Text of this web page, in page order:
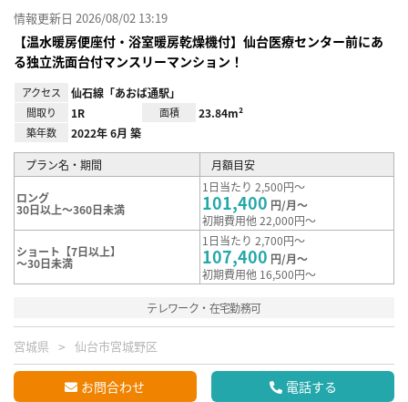
情報更新日 2026/08/02 13:19
【温水暖房便座付・浴室暖房乾燥機付】仙台医療センター前にあ
る独立洗面台付マンスリーマンション！
アクセス 仙石線「あおば通駅」
間取り 1R 面積 23.84m²
築年数 2022年 6月 築
プラン名・期間 月額目安
ロング
30日以上～360日未満
1日当たり 2,500円～
101,400 円/月～
初期費用他 22,000円～
ショート【7日以上】
～30日未満
1日当たり 2,700円～
107,400 円/月～
初期費用他 16,500円～
テレワーク・在宅勤務可
宮城県 仙台市宮城野区
お問合わせ 電話する